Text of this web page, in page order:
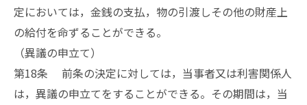
定においては，金銭の支払，物の引渡しその他の財産上
の給付を命ずることができる。
（異議の申立て）
第18条 前条の決定に対しては，当事者又は利害関係人
は，異議の申立てをすることができる。その期間は，当